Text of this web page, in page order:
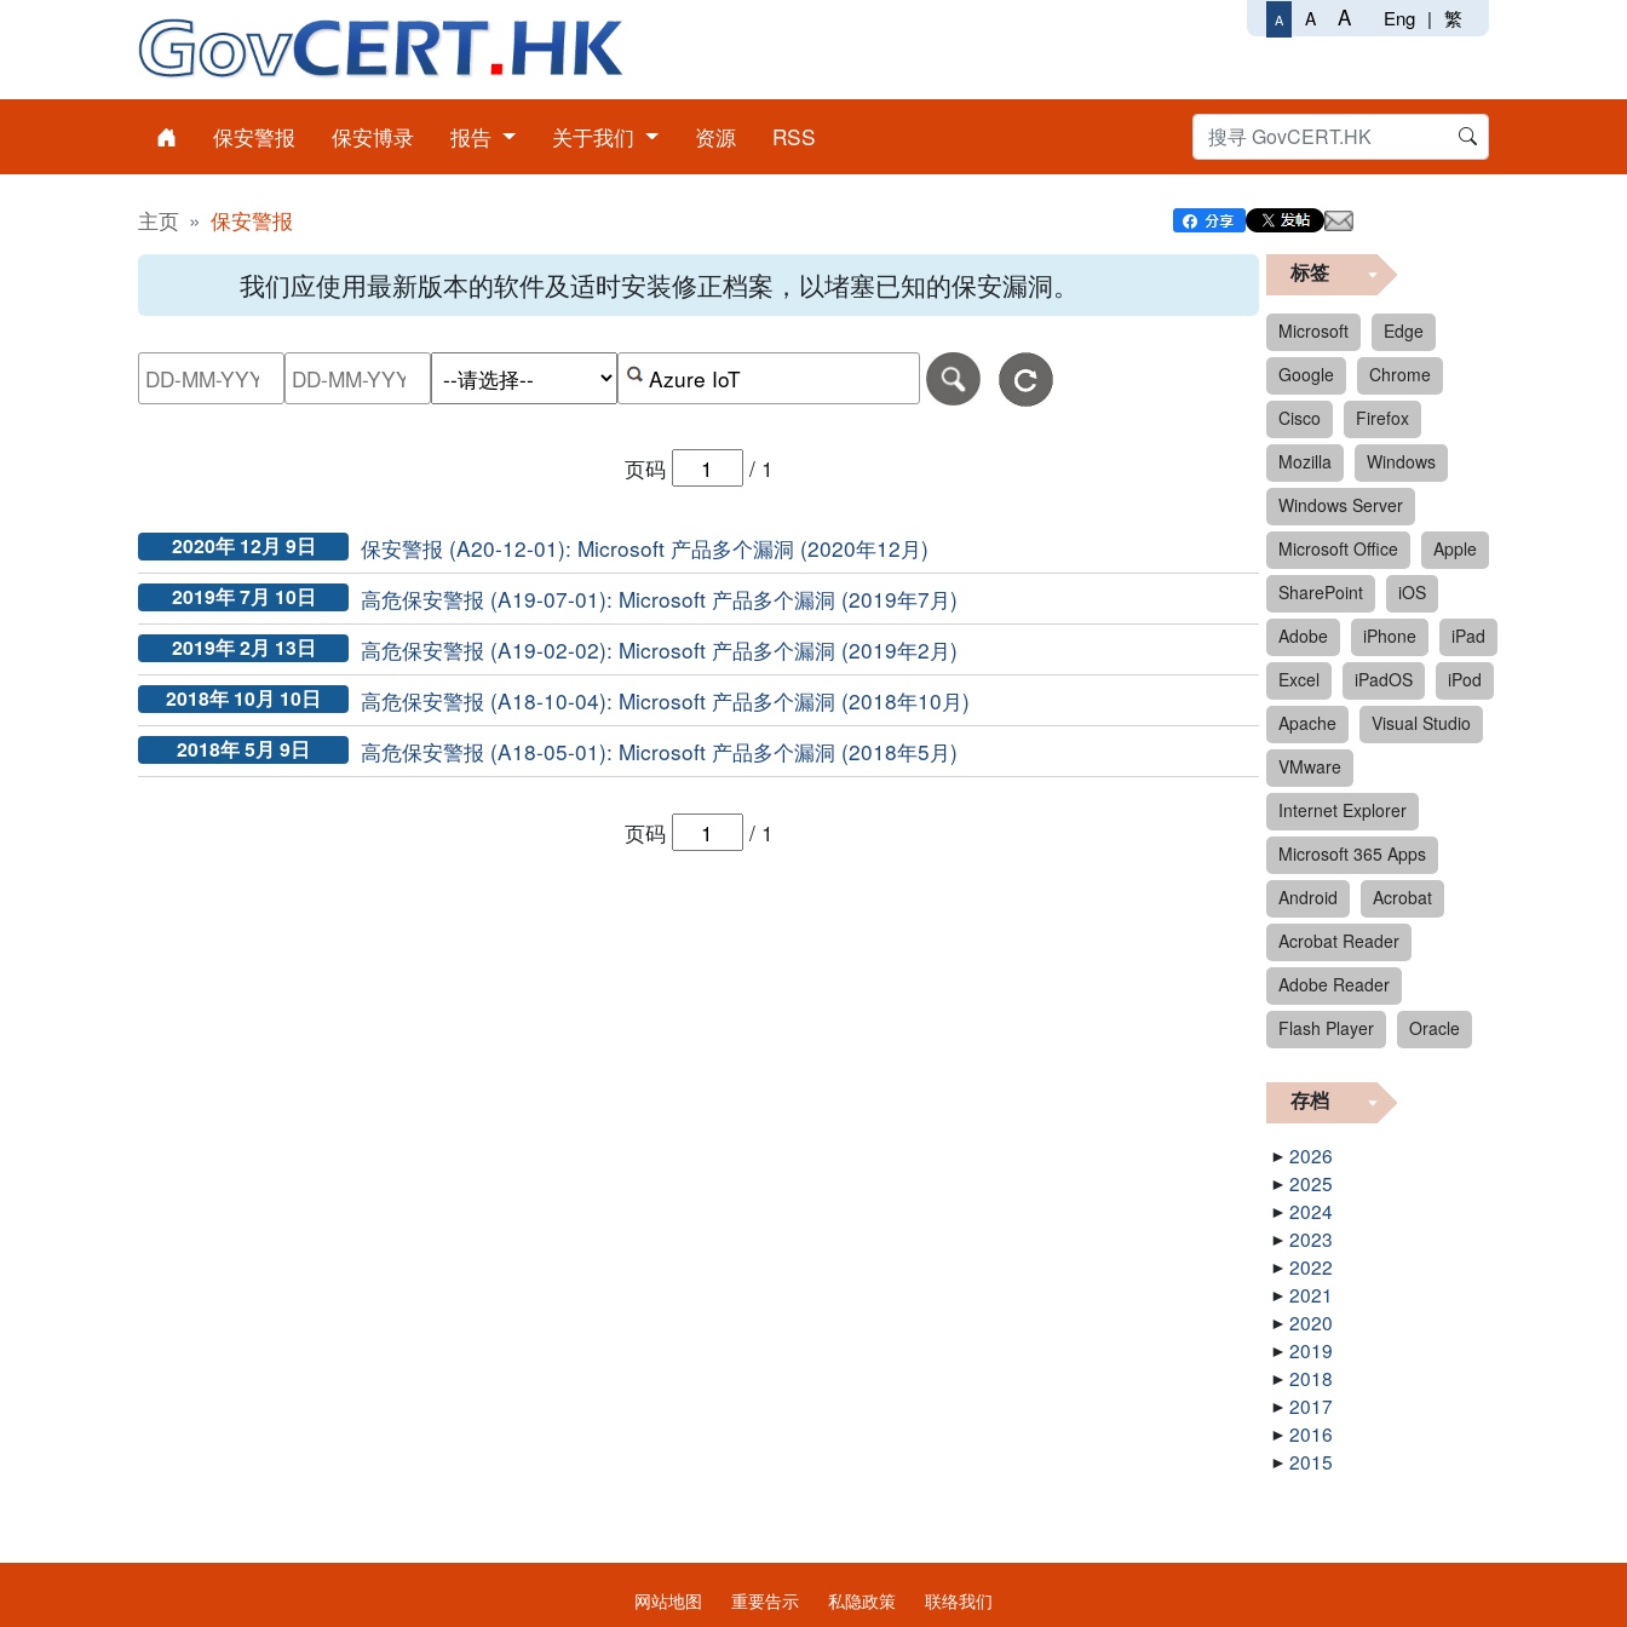
A A A Eng | 繁
保安警报 保安博录 报告 关于我们 资源 RSS
主页 保安警报
我们应使用最新版本的软件及适时安装修正档案，以堵塞已知的保安漏洞。
请输入搜索日期范围的开始日期，格式为-日日-月月-年年年年。
请输入搜索日期范围的结束日期，格式为-日日-月月-年年年年。
按关键字或 CVE ID 搜寻保安警报
页码 / 1
2020年 12月 9日 保安警报 (A20-12-01): Microsoft 产品多个漏洞 (2020年12月)
2019年 7月 10日 高危保安警报 (A19-07-01): Microsoft 产品多个漏洞 (2019年7月)
2019年 2月 13日 高危保安警报 (A19-02-02): Microsoft 产品多个漏洞 (2019年2月)
2018年 10月 10日 高危保安警报 (A18-10-04): Microsoft 产品多个漏洞 (2018年10月)
2018年 5月 9日 高危保安警报 (A18-05-01): Microsoft 产品多个漏洞 (2018年5月)
页码 / 1
标签
Microsoft
Edge
Google
Chrome
Cisco
Firefox
Mozilla
Windows
Windows Server
Microsoft Office
Apple
SharePoint
iOS
Adobe
iPhone
iPad
Excel
iPadOS
iPod
Apache
Visual Studio
VMware
Internet Explorer
Microsoft 365 Apps
Android
Acrobat
Acrobat Reader
Adobe Reader
Flash Player
Oracle
存档
2026
2025
2024
2023
2022
2021
2020
2019
2018
2017
2016
2015
网站地图 重要告示 私隐政策 联络我们